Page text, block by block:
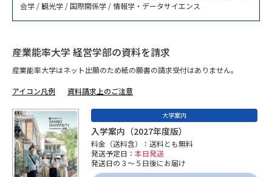
大学研究 大学検索
大学で学べる内容や特徴を調べる
集
データサイエンス特集 奨学金・特待生制度特集
デジタルパンフレット 進路の３択
会学 / 観光学 / 国際関係学 / 情報学・データサイエンス
産業能率大学 経営学部の資料を請求
産業能率大学はネット出願のため紙の願書の請求受付はありません。
アイコン凡例 資料請求上のご注意
大学案内
入学案内（2027年度版）
料金（送料含）：送料とも無料
発送予定日： 本日発送
発送日の３～５日後にお届け